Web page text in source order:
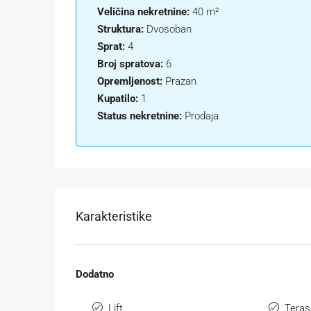
Veličina nekretnine: 40 m²
Struktura: Dvosoban
Sprat: 4
Broj spratova: 6
Opremljenost: Prazan
Kupatilo: 1
Status nekretnine: Prodaja
Karakteristike
Dodatno
Lift